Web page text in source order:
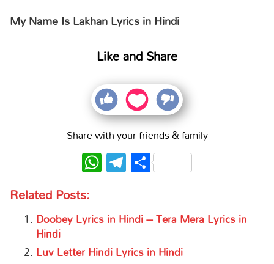
My Name Is Lakhan Lyrics in Hindi
Like and Share
Share with your friends & family
WhatsApp
Telegram
Share
Related Posts:
Doobey Lyrics in Hindi – Tera Mera Lyrics in
Hindi
Luv Letter Hindi Lyrics in Hindi